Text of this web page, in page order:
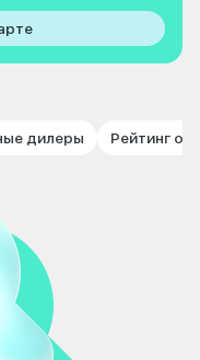
дилеры Рейтинг